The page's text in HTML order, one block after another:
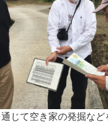
じて空き家の発掘など